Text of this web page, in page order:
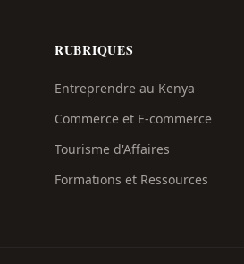
RUBRIQUES
Entreprendre au Kenya
Commerce et E-commerce
Tourisme d'Affaires
Formations et Ressources